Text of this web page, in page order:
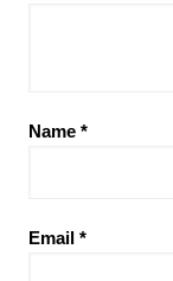
Name *
Email *